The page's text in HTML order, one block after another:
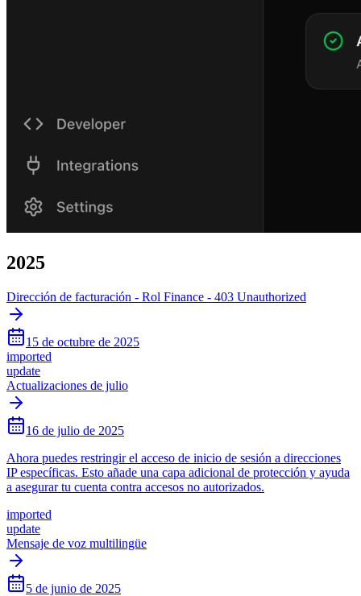
2025
Dirección de facturación - Rol Finance - 403 Unauthorized
15 de octubre de 2025
imported
update
Actualizaciones de julio
16 de julio de 2025
Ahora puedes restringir el acceso de inicio de sesión a direcciones
IP específicas. Esto añade una capa adicional de protección y ayuda
a asegurar tu cuenta contra accesos no autorizados.
imported
update
Mensaje de voz multilingüe
5 de junio de 2025